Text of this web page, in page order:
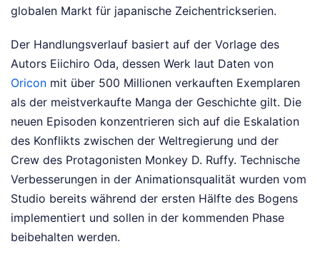
globalen Markt für japanische Zeichentrickserien.
Der Handlungsverlauf basiert auf der Vorlage des
Autors Eiichiro Oda, dessen Werk laut Daten von
Oricon mit über 500 Millionen verkauften Exemplaren
als der meistverkaufte Manga der Geschichte gilt. Die
neuen Episoden konzentrieren sich auf die Eskalation
des Konflikts zwischen der Weltregierung und der
Crew des Protagonisten Monkey D. Ruffy. Technische
Verbesserungen in der Animationsqualität wurden vom
Studio bereits während der ersten Hälfte des Bogens
implementiert und sollen in der kommenden Phase
beibehalten werden.